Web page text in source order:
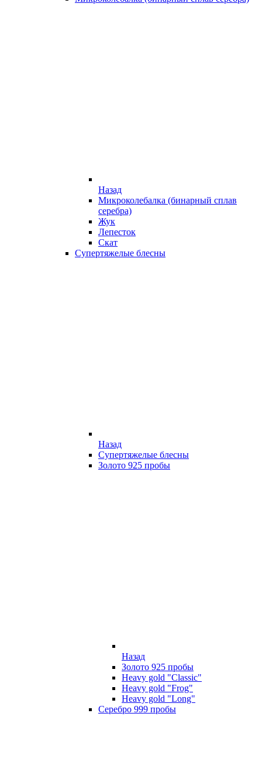
Назад
Микроколебалка (бинарный сплав
серебра)
Жук
Лепесток
Скат
Супертяжелые блесны
Назад
Супертяжелые блесны
Золото 925 пробы
Назад
Золото 925 пробы
Heavy gold "Classic"
Heavy gold "Frog"
Heavy gold "Long"
Серебро 999 пробы